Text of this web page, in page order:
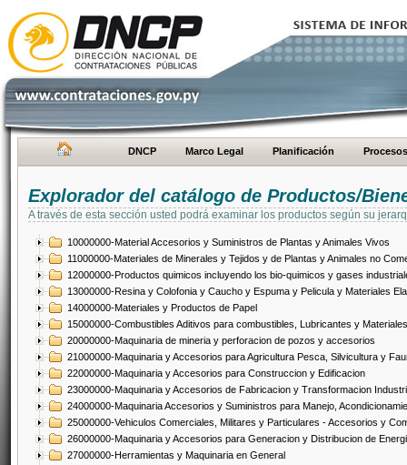
DNCP Marco Legal Planificación Procesos
Explorador del catálogo de Productos/
A través de esta sección usted podrá examinar los productos según su
10000000-Material Accesorios y Suministros de Plantas y Animales Vivos
11000000-Materiales de Minerales y Tejidos y de Plantas y Animales no
12000000-Productos quimicos incluyendo los bio-quimicos y gases
13000000-Resina y Colofonia y Caucho y Espuma y Pelicula y Materiales
14000000-Materiales y Productos de Papel
15000000-Combustibles Aditivos para combustibles, Lubricantes y
20000000-Maquinaria de mineria y perforacion de pozos y accesorios
21000000-Maquinaria y Accesorios para Agricultura Pesca, Silvicultura y
22000000-Maquinaria y Accesorios para Construccion y Edificacion
23000000-Maquinaria y Accesorios de Fabricacion y Transformacion
24000000-Maquinaria Accesorios y Suministros para Manejo,
25000000-Vehiculos Comerciales, Militares y Particulares - Accesorios y
26000000-Maquinaria y Accesorios para Generacion y Distribucion de
27000000-Herramientas y Maquinaria en General